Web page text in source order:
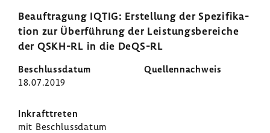
Beauf­tra­gung IQTIG: Erstel­lung der Spezi­fi­ka­
tion zur Über­füh­rung der Leis­tungs­be­reiche
der QSKH-RL in die DeQS-RL
18.07.2019
mit Beschluss­datum